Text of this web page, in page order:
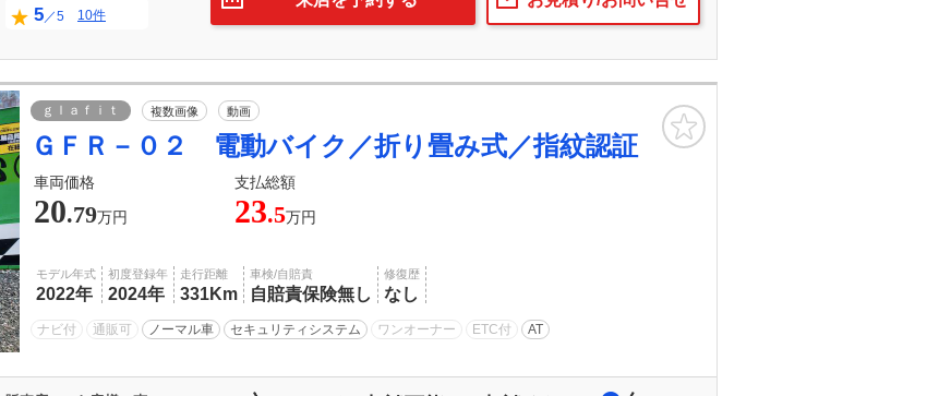
5／5 10件
ｇｌａｆｉｔ 複数画像 動画
ＧＦＲ－０２ 電動バイク／折り畳み式／指紋認証
車両価格 支払総額
20.79万円 23.5万円
モデル年式
2022年
初度登録年
2024年
走行距離
331Km
車検/自賠責
自賠責保険無し
修復歴
なし
ナビ付 通販可 ノーマル車 セキュリティシステム ワンオーナー ETC付 AT